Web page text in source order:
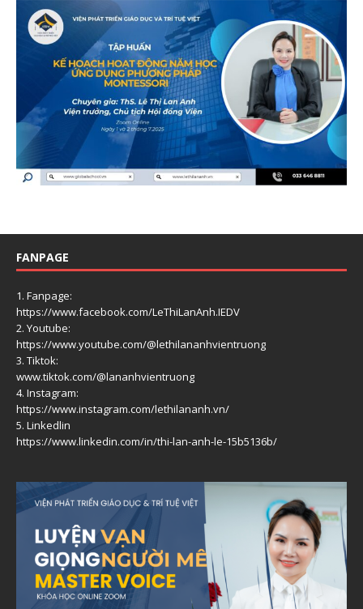
FANPAGE
1. Fanpage:
https://www.facebook.com/LeThiLanAnh.IEDV
2. Youtube:
https://www.youtube.com/@lethilananhvientruong
3. Tiktok:
www.tiktok.com/@lananhvientruong
4. Instagram:
https://www.instagram.com/lethilananh.vn/
5. Linkedlin
https://www.linkedin.com/in/thi-lan-anh-le-15b5136b/